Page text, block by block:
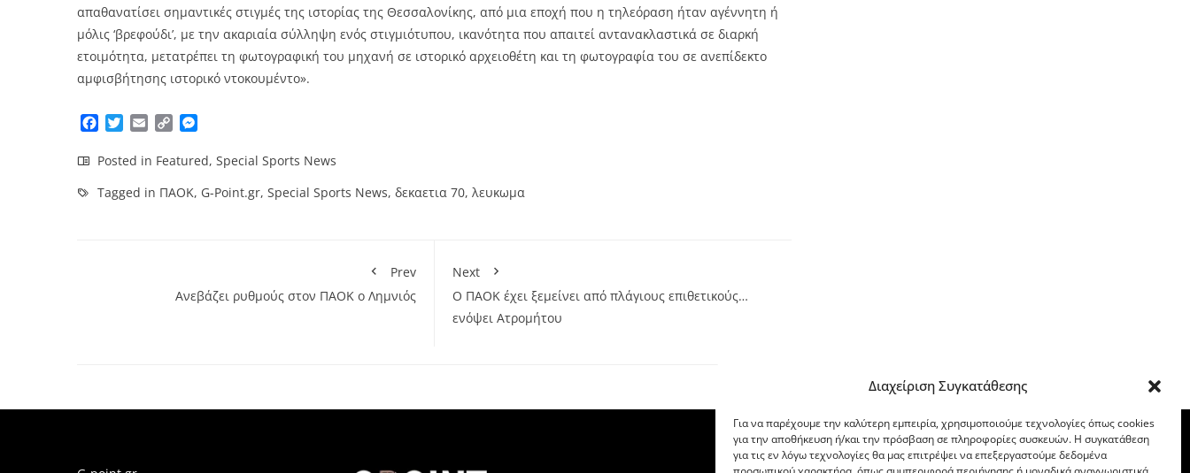
Διαχείριση Συγκατάθεσης
Για να παρέχουμε την καλύτερη εμπειρία, χρησιμοποιούμε τεχνολογίες όπως cookies
για την αποθήκευση ή/και την πρόσβαση σε πληροφορίες συσκευών. Η συγκατάθεση
για τις εν λόγω τεχνολογίες θα μας επιτρέψει να επεξεργαστούμε δεδομένα
απαθανατίσει σημαντικές στιγμές της ιστορίας της Θεσσαλονίκης, από μια εποχή που η τηλεόραση ήταν αγέννητη ή
μόλις ‘βρεφούδι’, με την ακαριαία σύλληψη ενός στιγμιότυπου, ικανότητα που απαιτεί αντανακλαστικά σε διαρκή
ετοιμότητα, μετατρέπει τη φωτογραφική του μηχανή σε ιστορικό αρχειοθέτη και τη φωτογραφία του σε ανεπίδεκτο
αμφισβήτησης ιστορικό ντοκουμέντο».
Facebook
TwitterEmailCopy
Posted in Featured, Special Sports News
Tagged in ΠΑΟΚ, G-Point.gr, Special Sports News, δεκαετια 70, λευκωμα
Prev
Ανεβάζει ρυθμούς στον ΠΑΟΚ ο Λημνιός
Next
Ο ΠΑΟΚ έχει ξεμείνει από πλάγιους επιθετικούς…
ενόψει Ατρομήτου